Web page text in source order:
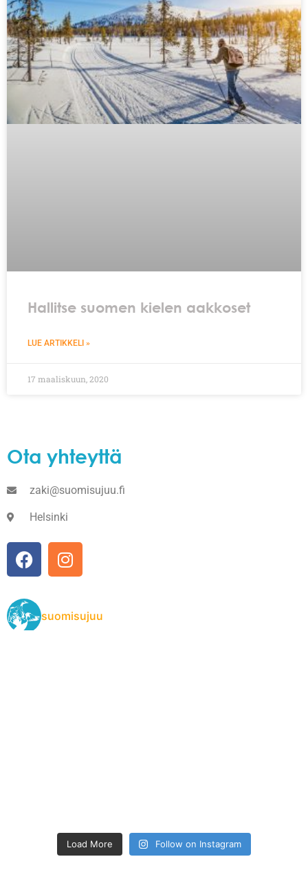
Hallitse suomen kielen aakkoset
LUE ARTIKKELI »
17 maaliskuun, 2020
Ota yhteyttä
zaki@suomisujuu.fi
Helsinki
suomisujuu
Load More Follow on Instagram